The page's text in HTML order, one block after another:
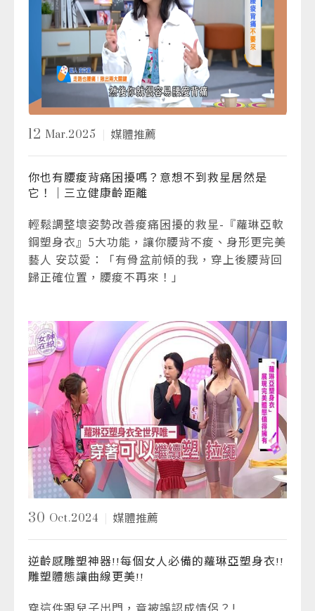
12 Mar.2025 媒體推薦
你也有腰痠背痛困擾嗎？意想不到救星居然是
它！｜三立健康齡距離
輕鬆調整壞姿勢改善痠痛困擾的救星-『蘿琳亞軟
鋼塑身衣』5大功能，讓你腰背不痠、身形更完美
藝人 安苡愛：「有骨盆前傾的我，穿上後腰背回
歸正確位置，腰痠不再來！」
30 Oct.2024 媒體推薦
逆齡感雕塑神器!!每個女人必備的蘿琳亞塑身衣!!
雕塑體態讓曲線更美!!
穿這件跟兒子出門，竟被誤認成情侶？!